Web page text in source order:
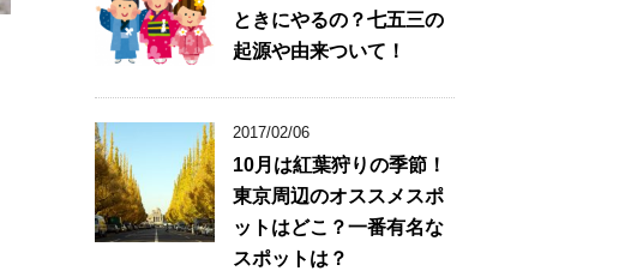
ときにやるの？七五三の
起源や由来ついて！
2017/02/06
10月は紅葉狩りの季節！
東京周辺のオススメスポ
ットはどこ？一番有名な
スポットは？